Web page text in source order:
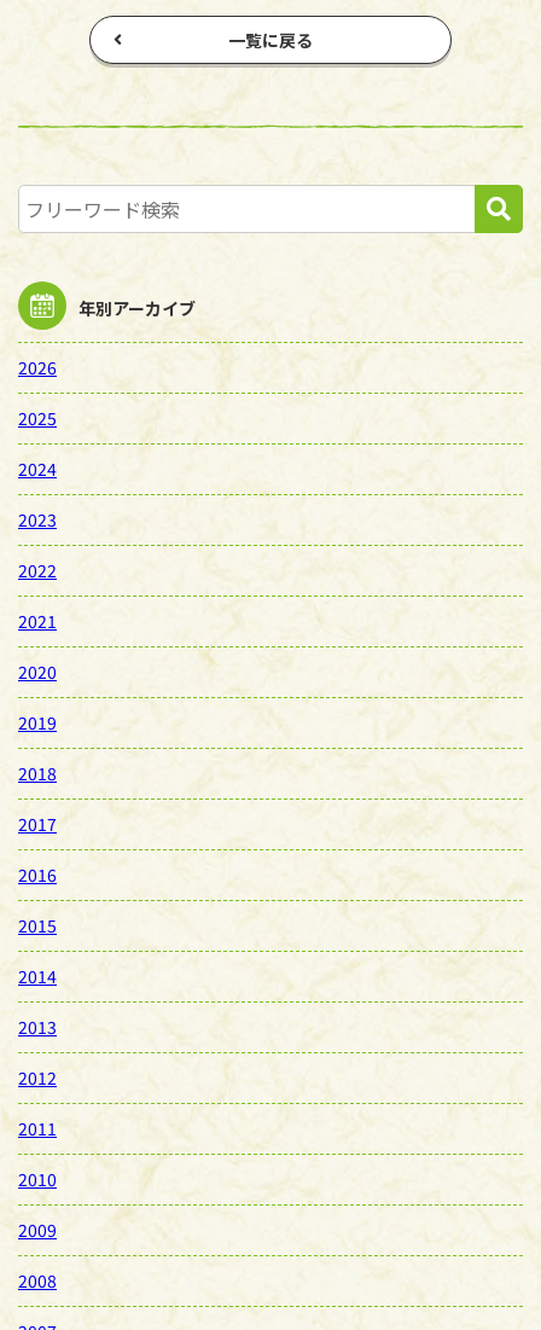
一覧に戻る
年別アーカイブ
2026
2025
2024
2023
2022
2021
2020
2019
2018
2017
2016
2015
2014
2013
2012
2011
2010
2009
2008